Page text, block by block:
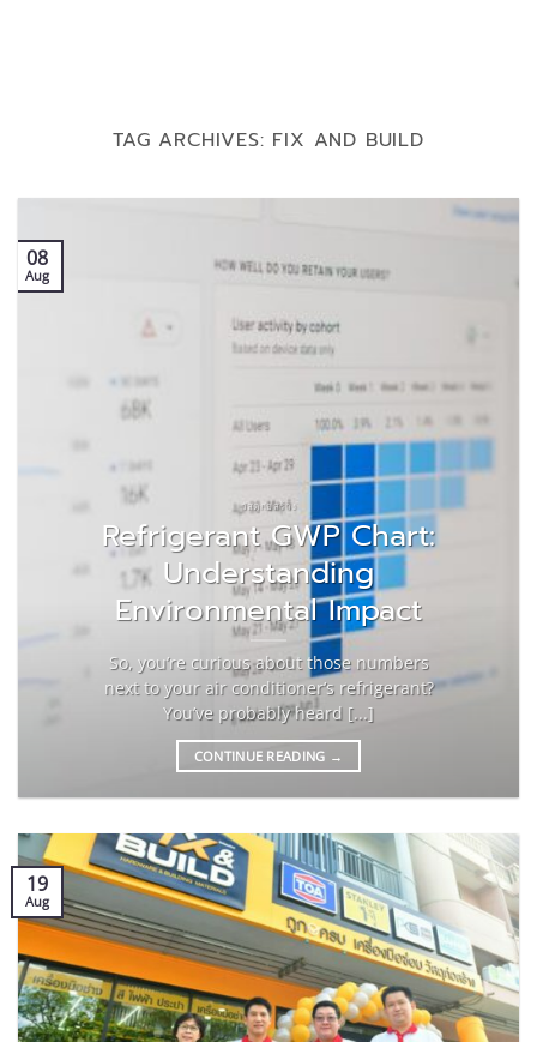
TAG ARCHIVES: FIX AND BUILD
วัสดุก่อสร้าง
Refrigerant GWP Chart:
Understanding
Environmental Impact
So, you’re curious about those numbers
next to your air conditioner’s refrigerant?
You’ve probably heard [...]
CONTINUE READING →
08
Aug
19
Aug